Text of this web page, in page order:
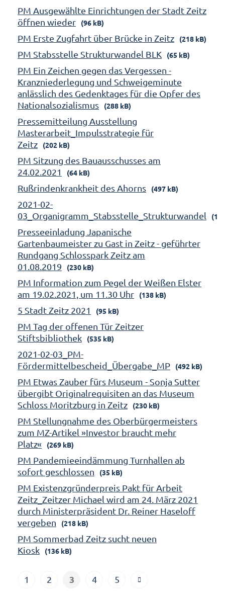
PM Ausgewählte Einrichtungen der Stadt Zeitz
öffnen wieder
(96 kB)
PM Erste Zugfahrt über Brücke in Zeitz (218 kB)
PM Stabsstelle Strukturwandel BLK (65 kB)
PM Ein Zeichen gegen das Vergessen -
Kranzniederlegung und Schweigeminute
anlässlich des Gedenktages für die Opfer des
Nationalsozialismus
(288 kB)
Pressemitteilung Ausstellung
Masterarbeit_Impulsstrategie für
Zeitz
(202 kB)
PM Sitzung des Bauausschusses am
24.02.2021
(64 kB)
Rußrindenkrankheit des Ahorns (497 kB)
2021-02-
03_Organigramm_Stabsstelle_Strukturwandel
Presseeinladung Japanische
Gartenbaumeister zu Gast in Zeitz - geführter
Rundgang Schlosspark Zeitz am
01.08.2019
(230 kB)
PM Information zum Pegel der Weißen Elster
am 19.02.2021, um 11.30 Uhr
(138 kB)
5 Stadt Zeitz 2021 (95 kB)
PM Tag der offenen Tür Zeitzer
Stiftsbibliothek
(535 kB)
2021-02-03_PM-
Fördermittelbescheid_Übergabe_MP
(492 kB)
PM Etwas Zauber fürs Museum - Sonja Sutter
übergibt Originalrequisiten an das Museum
Schloss Moritzburg in Zeitz
(230 kB)
PM Stellungnahme des Oberbürgermeisters
zum MZ-Artikel »Investor braucht mehr
Platz«
(269 kB)
PM Pandemieeindämmung Turnhallen ab
sofort geschlossen
(35 kB)
PM Existenzgründerpreis Pakt für Arbeit
Zeitz_Zeitzer Michael wird am 24. März 2021
durch Ministerpräsident Dr. Reiner Haseloff
vergeben
(218 kB)
PM Sommerbad Zeitz sucht neuen
Kiosk
(136 kB)
1 2 3 4 5